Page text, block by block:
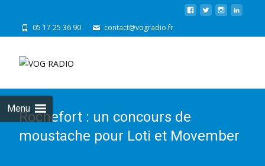
05 17 25 36 90 contact@vogradio.fr
Menu
Rochefort : un concours de
moustache pour Loti et Movember